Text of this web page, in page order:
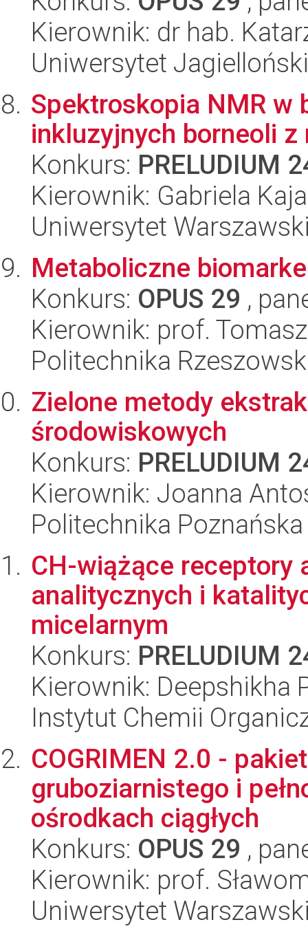
Kierownik: dr hab.
Uniwersytet Jagielloński
Spektroskopia NMR w
inkluzyjnych borneoli
Konkurs: PRELUDIUM
Kierownik: Gabriela
Uniwersytet
Metaboliczne
Konkurs: OPUS 29 ,
Kierownik: prof.
Politechnika
Zielone metody
środowiskowych
Konkurs: PRELUDIUM
Kierownik: Joanna
Politechnika Poznańska
CH-wiążące receptory
analitycznych i
micelarnym
Konkurs: PRELUDIUM
Kierownik: Deepshikha
Instytut Chemii
COGRIMEN 2.0 -
gruboziarnistego i
ośrodkach ciągłych
Konkurs: OPUS 29 ,
Kierownik: prof.
Uniwersytet